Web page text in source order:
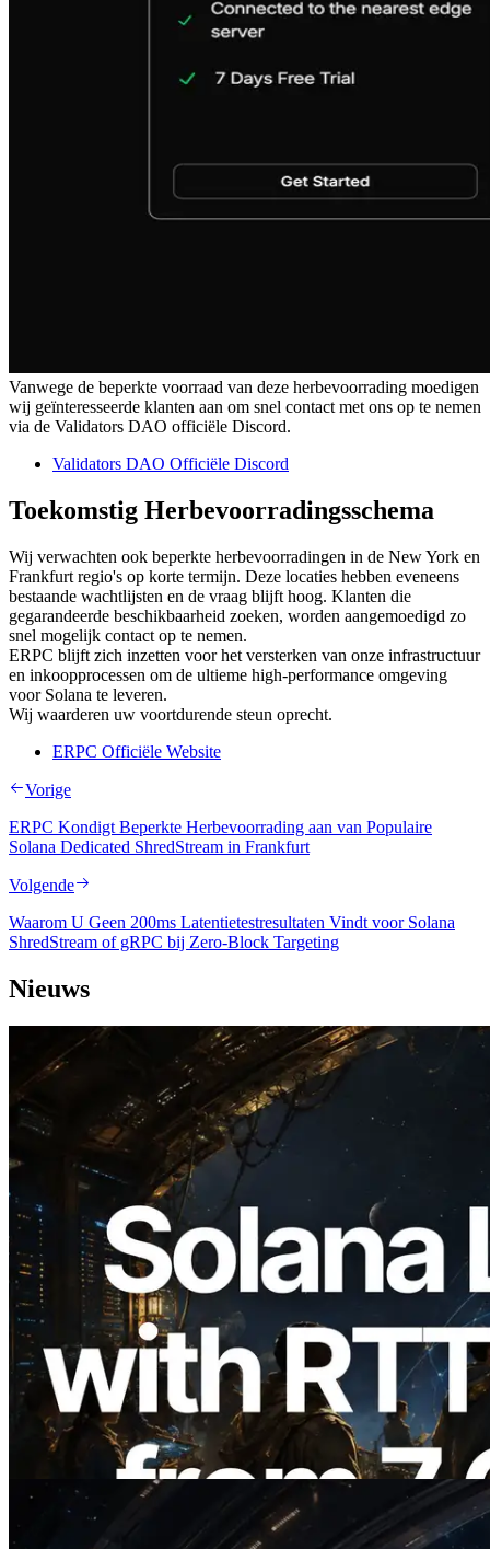
Vanwege de beperkte voorraad van deze herbevoorrading moedigen
wij geïnteresseerde klanten aan om snel contact met ons op te nemen
via de Validators DAO officiële Discord.
Validators DAO Officiële Discord
Toekomstig Herbevoorradingsschema
Wij verwachten ook beperkte herbevoorradingen in de New York en
Frankfurt regio's op korte termijn. Deze locaties hebben eveneens
bestaande wachtlijsten en de vraag blijft hoog. Klanten die
gegarandeerde beschikbaarheid zoeken, worden aangemoedigd zo
snel mogelijk contact op te nemen.
ERPC blijft zich inzetten voor het versterken van onze infrastructuur
en inkoopprocessen om de ultieme high-performance omgeving
voor Solana te leveren.
Wij waarderen uw voortdurende steun oprecht.
ERPC Officiële Website
Vorige
ERPC Kondigt Beperkte Herbevoorrading aan van Populaire
Solana Dedicated ShredStream in Frankfurt
Volgende
Waarom U Geen 200ms Latentietestresultaten Vindt voor Solana
ShredStream of gRPC bij Zero-Block Targeting
Nieuws
2026.08.05
ERPC Breidt Solana Leader Slot API Uit
met Pingmeting vanuit 7 Wereldwijde
Regio’s — Validators Information API
Ook Gelanceerd